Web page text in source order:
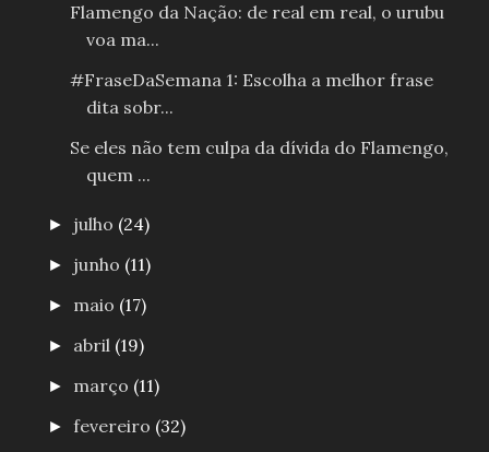
Flamengo da Nação: de real em real, o urubu
voa ma...
#FraseDaSemana 1: Escolha a melhor frase
dita sobr...
Se eles não tem culpa da dívida do Flamengo,
quem ...
► julho (24)
► junho (11)
► maio (17)
► abril (19)
► março (11)
►fevereiro (32)